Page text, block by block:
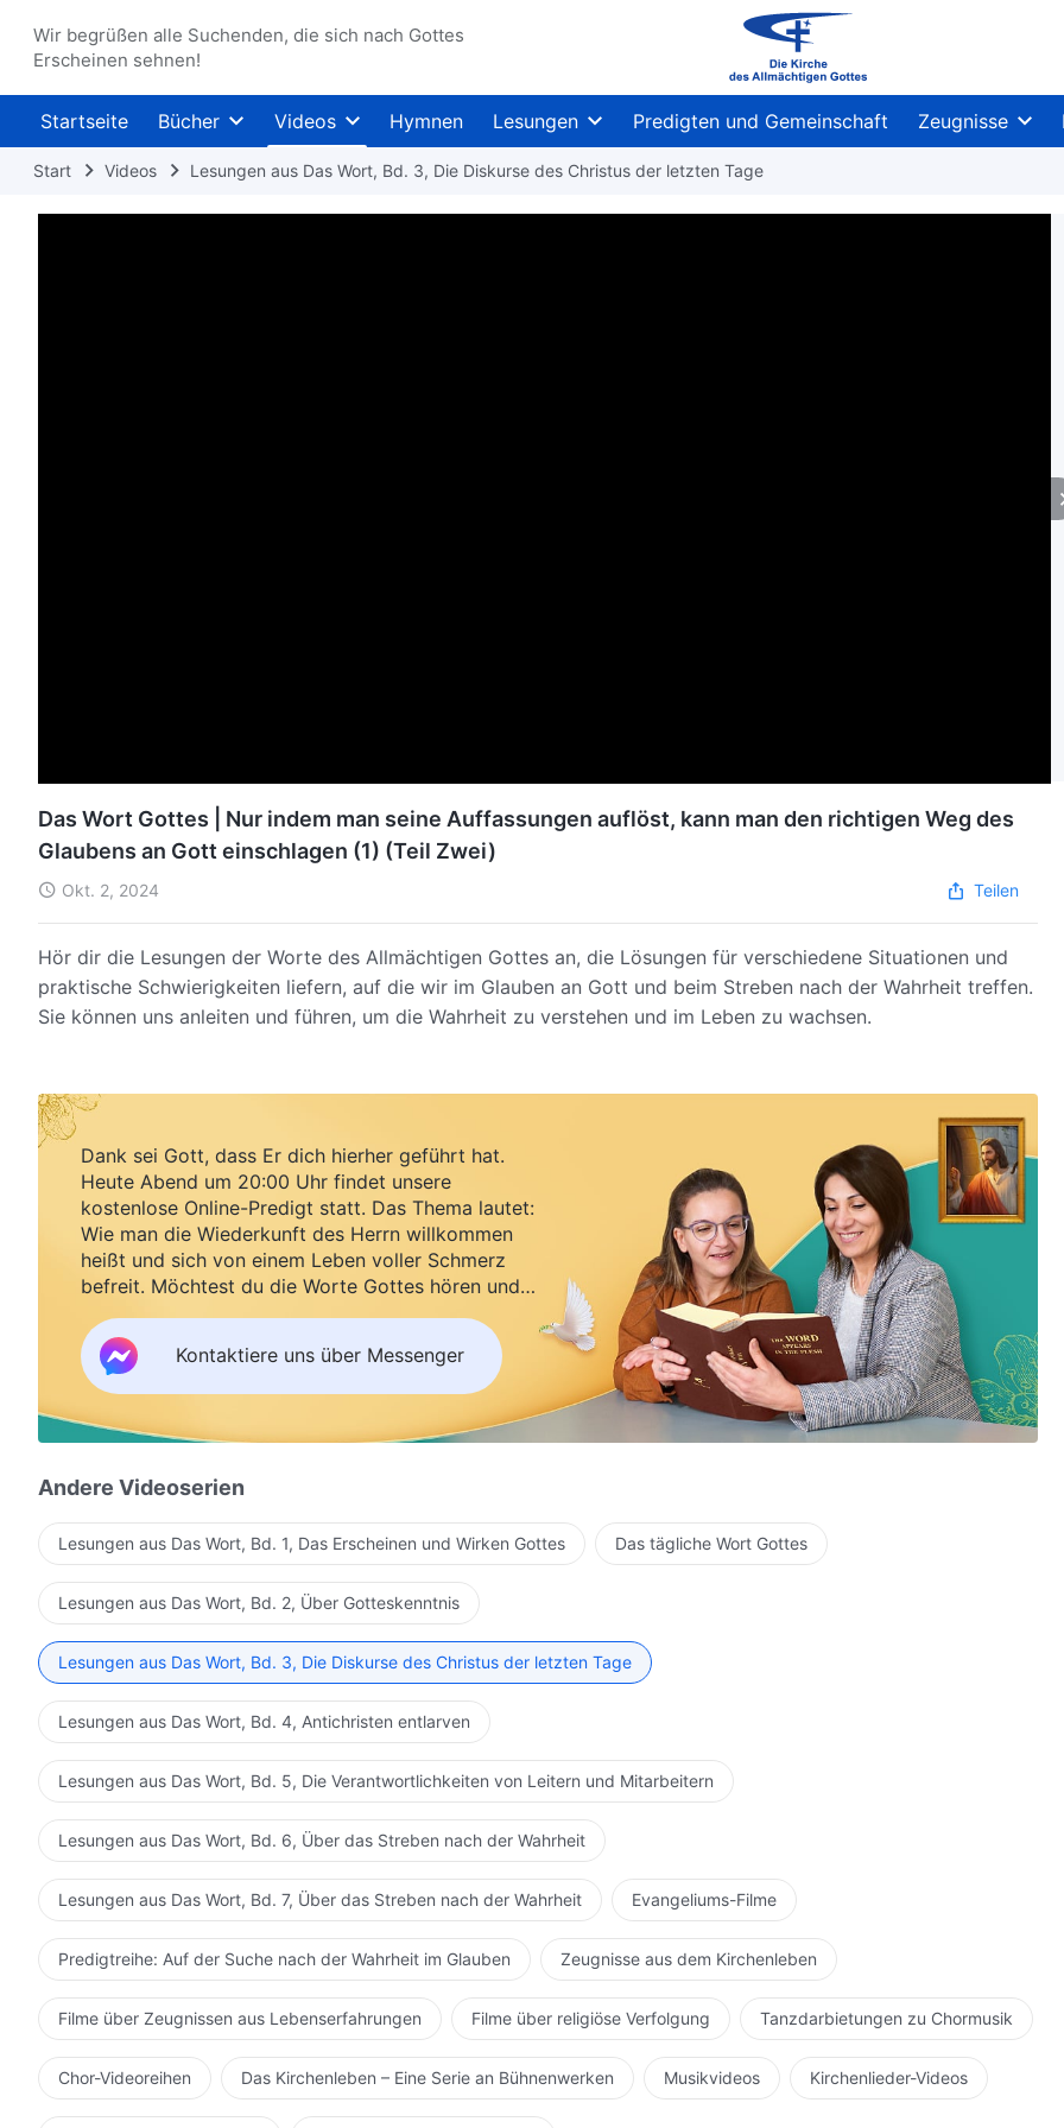
Wir begrüßen alle Suchenden, die sich nach Gottes
Erscheinen sehnen!
Startseite Bücher Videos Hymnen Lesungen Predigten und Gemeinschaft Zeugnisse
Start Videos Lesungen aus Das Wort, Bd. 3, Die Diskurse des Christus der letzten Tage
Das Wort Gottes | Nur indem man seine Auffassungen auflöst, kann man den richtigen Weg des
Glaubens an Gott einschlagen (1) (Teil Zwei)
Okt. 2, 2024 Teilen
Hör dir die Lesungen der Worte des Allmächtigen Gottes an, die Lösungen für verschiedene Situationen und
praktische Schwierigkeiten liefern, auf die wir im Glauben an Gott und beim Streben nach der Wahrheit treffen.
Sie können uns anleiten und führen, um die Wahrheit zu verstehen und im Leben zu wachsen.
Dank sei Gott, dass Er dich hierher geführt hat.
Heute Abend um 20:00 Uhr findet unsere
kostenlose Online-Predigt statt. Das Thema lautet:
Wie man die Wiederkunft des Herrn willkommen
heißt und sich von einem Leben voller Schmerz
befreit. Möchtest du die Worte Gottes hören und
Kontaktiere uns über Messenger
Andere Videoserien
Lesungen aus Das Wort, Bd. 1, Das Erscheinen und Wirken Gottes Das tägliche Wort Gottes
Lesungen aus Das Wort, Bd. 2, Über Gotteskenntnis
Lesungen aus Das Wort, Bd. 3, Die Diskurse des Christus der letzten Tage
Lesungen aus Das Wort, Bd. 4, Antichristen entlarven
Lesungen aus Das Wort, Bd. 5, Die Verantwortlichkeiten von Leitern und Mitarbeitern
Lesungen aus Das Wort, Bd. 6, Über das Streben nach der Wahrheit
Lesungen aus Das Wort, Bd. 7, Über das Streben nach der Wahrheit Evangeliums-Filme
Predigtreihe: Auf der Suche nach der Wahrheit im Glauben Zeugnisse aus dem Kirchenleben
Filme über Zeugnissen aus Lebenserfahrungen Filme über religiöse Verfolgung Tanzdarbietungen zu Chormusik
Chor-Videoreihen Das Kirchenleben – Eine Serie an Bühnenwerken Musikvideos Kirchenlieder-Videos